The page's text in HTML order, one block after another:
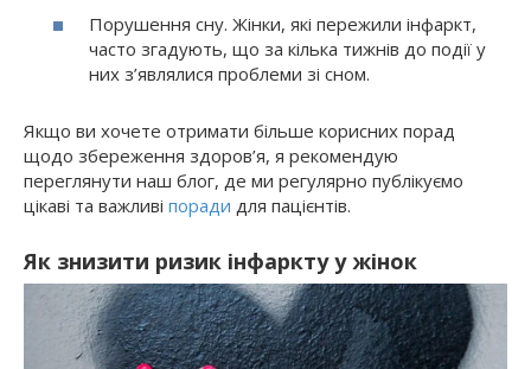
Порушення сну. Жінки, які пережили інфаркт,
часто згадують, що за кілька тижнів до події у
них з’являлися проблеми зі сном.
Якщо ви хочете отримати більше корисних порад
щодо збереження здоров’я, я рекомендую
переглянути наш блог, де ми регулярно публікуємо
цікаві та важливі поради для пацієнтів.
Як знизити ризик інфаркту у жінок